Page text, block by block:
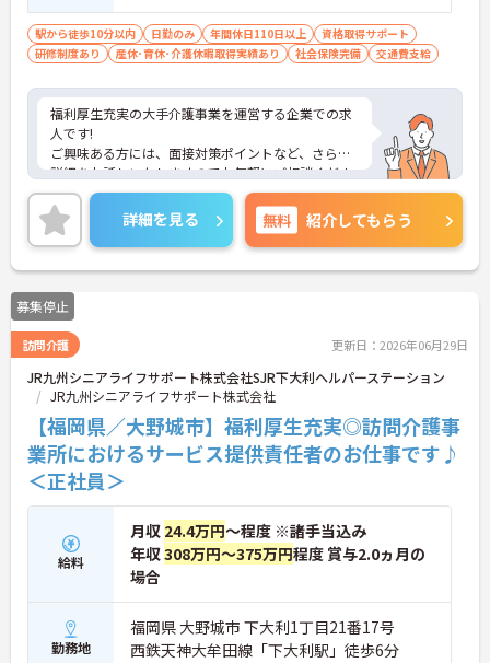
駅から徒歩10分以内 日勤のみ 年間休日110日以上
資格取得サポート
研修制度あり
産休･育休･介護休暇取得実績あり 社会保険完備 交通費支給
福利厚生充実の大手介護事業を運営する企業での求
人です!
ご興味ある方には、面接対策ポイントなど、さらに
詳細をお話しいたしますのでお気軽にご相談くださ
い！
詳細を見る 無料 紹介してもらう
募集停止
訪問介護 更新日：2026年06月29日
JR九州シニアライフサポート株式会社SJR下大利ヘルパーステーション
JR九州シニアライフサポート株式会社
【福岡県／大野城市】福利厚生充実◎訪問介護事
業所におけるサービス提供責任者のお仕事です♪
＜正社員＞
給料
月収 24.4万円～程度 ※諸手当込み
年収308万円～375万円程度 賞与2.0ヵ月の
場合
勤務地
福岡県 大野城市 下大利1丁目21番17号
西鉄天神大牟田線「下大利駅」徒歩6分